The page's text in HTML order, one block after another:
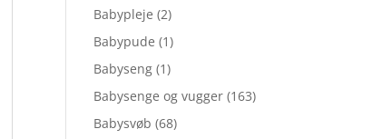
Babypleje (2)
Babypude (1)
Babyseng (1)
Babysenge og vugger (163)
Babysvøb (68)